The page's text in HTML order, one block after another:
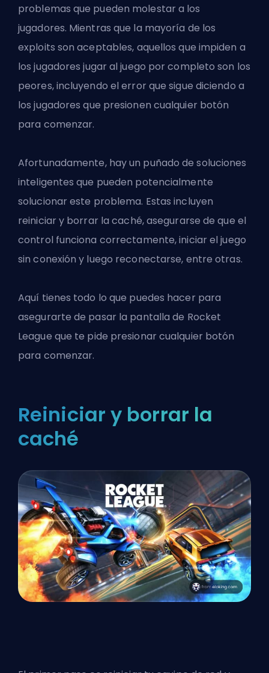
problemas que pueden molestar a los
jugadores. Mientras que la mayoría de los
exploits son aceptables, aquellos que impiden a
los jugadores jugar al juego por completo son los
peores, incluyendo el error que sigue diciendo a
los jugadores que presionen cualquier botón
para comenzar.
Afortunadamente, hay un puñado de soluciones
inteligentes que pueden potencialmente
solucionar este problema. Estas incluyen
reiniciar y borrar la caché, asegurarse de que el
control funciona correctamente, iniciar el juego
sin conexión y luego reconectarse, entre otras.
Aquí tienes todo lo que puedes hacer para
asegurarte de pasar la pantalla de Rocket
League que te pide presionar cualquier botón
para comenzar.
Reiniciar y borrar la
caché